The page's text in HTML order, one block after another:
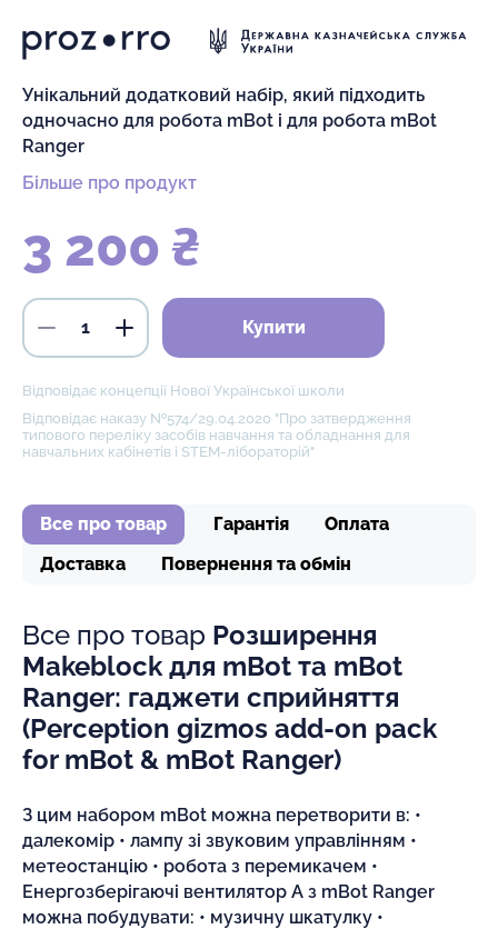
Унікальний додатковий набір, який підходить
одночасно для робота mBot і для робота mBot
Ranger
Більше про продукт
3 200 ₴
Купити
Відповідає концепції Нової Української школи
Відповідає наказу №574/29.04.2020 "Про затвердження
типового переліку засобів навчання та обладнання для
навчальних кабінетів і STEM-лібораторій"
Все про товар Гарантія
Оплата
Доставка
Повернення та обмін
Все про товар Розширення
Makeblock для mBot та mBot
Ranger: гаджети сприйняття
(Perception gizmos add-on pack
for mBot & mBot Ranger)
З цим набором mBot можна перетворити в: •
далекомір • лампу зі звуковим управлінням •
метеостанцію • робота з перемикачем •
Енергозберігаючі вентилятор А з mBot Ranger
можна побудувати: • музичну шкатулку •